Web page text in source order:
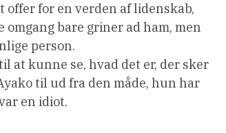
offer for en verden af lidenskab,
bare griner ad ham, men
person.
at kunne se, hvad det er, der sker
til ud fra den måde, hun har
en idiot.